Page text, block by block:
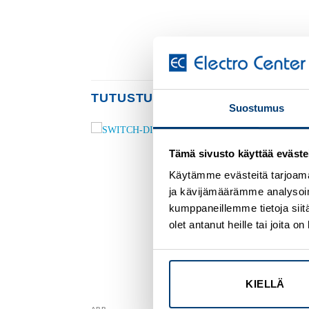
Suostumus
Tämä sivusto käyttää
Käytämme evästeitä
ja kävijämäärämme
kumppaneillemme tietoja
olet antanut heille tai joita
KIELLÄ
TUTUSTU MYÖS
Add to